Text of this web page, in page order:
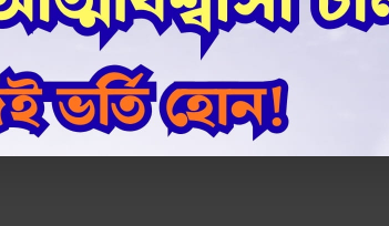
দেখতে পারবেন কতটুকু ফ্লুইড জমেছে। অনেক ট্যাঙ্কে